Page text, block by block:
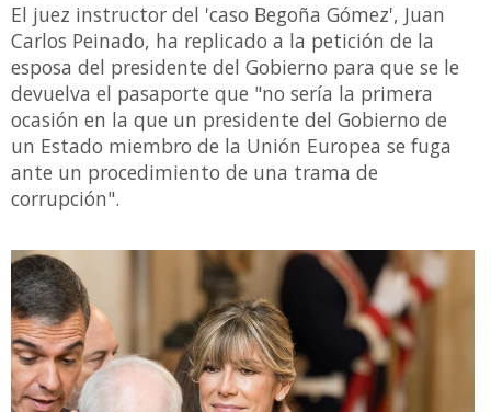
El juez instructor del 'caso Begoña Gómez', Juan
Carlos Peinado, ha replicado a la petición de la
esposa del presidente del Gobierno para que se le
devuelva el pasaporte que "no sería la primera
ocasión en la que un presidente del Gobierno de
un Estado miembro de la Unión Europea se fuga
ante un procedimiento de una trama de
corrupción".